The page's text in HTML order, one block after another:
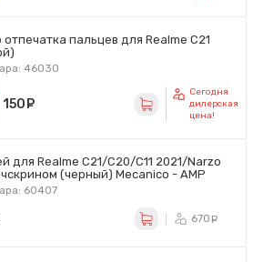
пальцев для Realme C21
46030
150
Сегодня
дилерская
цена!
для Realme C21/C20/C11 2021/Narzo
(черный) Mecanico - AMP
60407
670